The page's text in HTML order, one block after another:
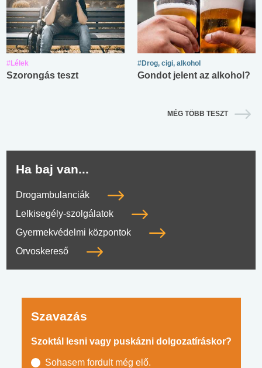
#Lélek
Szorongás teszt
#Drog, cigi, alkohol
Gondot jelent az alkohol?
MÉG TÖBB TESZT
Ha baj van...
Drogambulanciák
Lelkisegély-szolgálatok
Gyermekvédelmi központok
Orvoskereső
Szavazás
Szoktál lesni vagy puskázni dolgozatíráskor?
Sohasem fordult még elő.